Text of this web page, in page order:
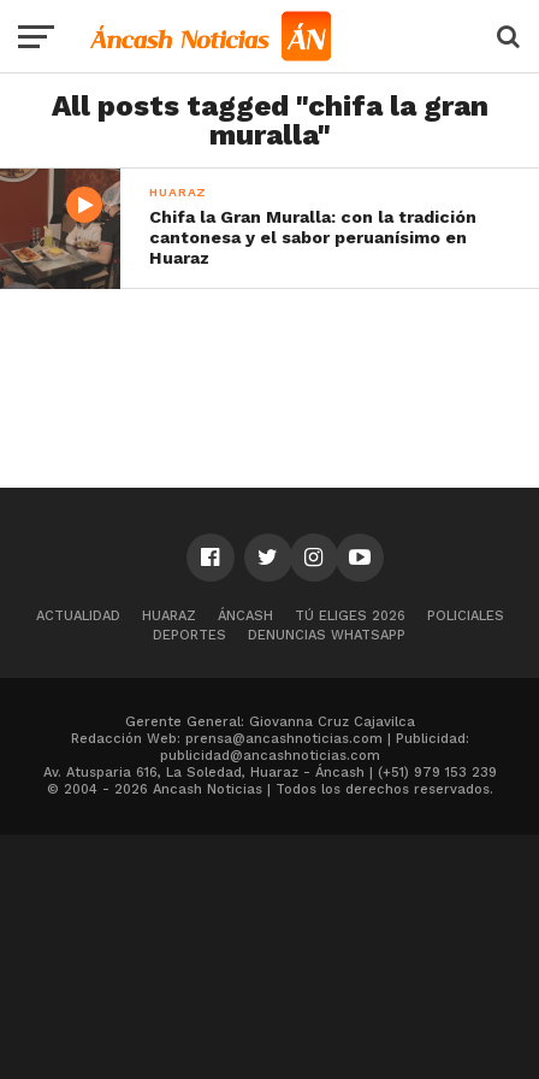
All posts tagged "chifa la gran
muralla"
HUARAZ
Chifa la Gran Muralla: con la tradición
cantonesa y el sabor peruanísimo en
Huaraz
ACTUALIDAD HUARAZ ÁNCASH TÚ ELIGES 2026
POLICIALES
DEPORTES
DENUNCIAS WHATSAPP
Gerente General: Giovanna Cruz Cajavilca
Redacción Web: prensa@ancashnoticias.com | Publicidad:
publicidad@ancashnoticias.com
Av. Atusparia 616, La Soledad, Huaraz - Áncash | (+51) 979 153 239
© 2004 - 2026 Ancash Noticias | Todos los derechos reservados.